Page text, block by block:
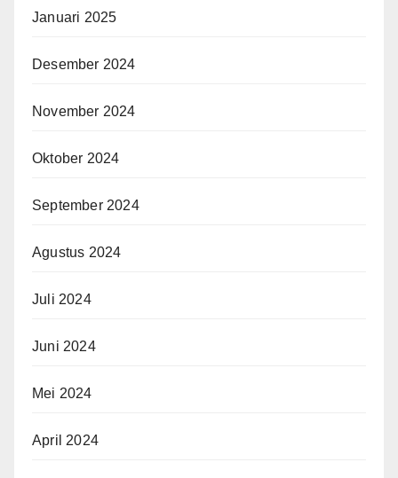
Januari 2025
Desember 2024
November 2024
Oktober 2024
September 2024
Agustus 2024
Juli 2024
Juni 2024
Mei 2024
April 2024